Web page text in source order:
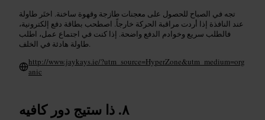
تجه في الصباح للحصول على معجنات طازجة وقهوة ساخنة. اختَر طاولة
عند النافذة إذا أردت مراقبة الحركة خارجاً. اصطحب بطاقة دفع إلكترونية،
فالطلب سريع وخوادم الدفع واضحة. إذا كنت في اجتماع عمل، اطلب
طاولة هادئة في الخلف.
http://www.jaykays.ie/?utm_source=HyperZone&utm_medium=org
anic
ذا ستيج دور كافيه